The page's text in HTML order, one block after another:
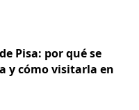
Pisa: por qué se
y cómo visitarla en